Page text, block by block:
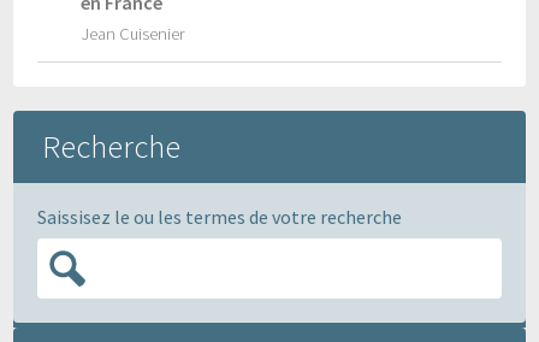
Jean Cuisenier
Recherche
Saissisez le ou les termes de votre recherche